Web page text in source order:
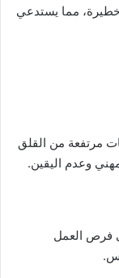
خطيرة، مما يستدعي
مرتفعة من القلق
وعدم اليقين.
فرص العمل